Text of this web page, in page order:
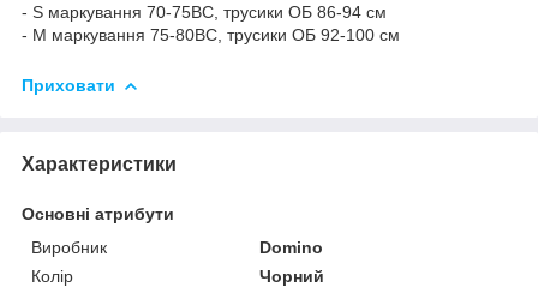
- S маркування 70-75ВС, трусики ОБ 86-94 см
- M маркування 75-80ВС, трусики ОБ 92-100 см
Приховати
Характеристики
Основні атрибути
Виробник
Domino
Колір
Чорний